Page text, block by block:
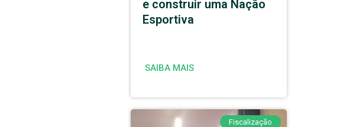
e construir uma Nação
Esportiva
SAIBA MAIS
Fiscalização